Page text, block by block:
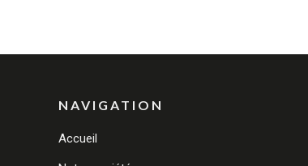
NAVIGATION
Accueil